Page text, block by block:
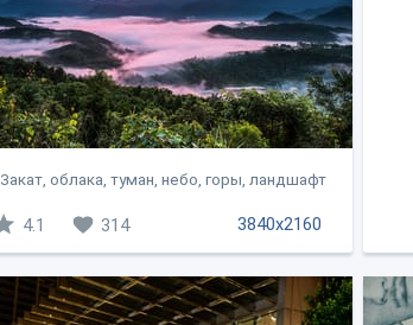
Закат, облака, туман, небо, горы, ландшафт
3840x2160
4.1 314